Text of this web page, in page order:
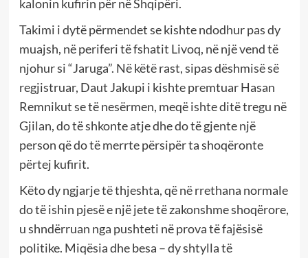
kalonin kufirin për në Shqipëri.
Takimi i dytë përmendet se kishte ndodhur pas dy
muajsh, në periferi të fshatit Livoq, në një vend të
njohur si “Jaruga”. Në këtë rast, sipas dëshmisë së
regjistruar, Daut Jakupi i kishte premtuar Hasan
Remnikut se të nesërmen, meqë ishte ditë tregu në
Gjilan, do të shkonte atje dhe do të gjente një
person që do të merrte përsipër ta shoqëronte
përtej kufirit.
Këto dy ngjarje të thjeshta, që në rrethana normale
do të ishin pjesë e një jete të zakonshme shoqërore,
u shndërruan nga pushteti në prova të fajësisë
politike. Miqësia dhe besa – dy shtylla të